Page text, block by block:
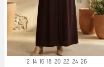
12 14 16 18 20 22 24 26